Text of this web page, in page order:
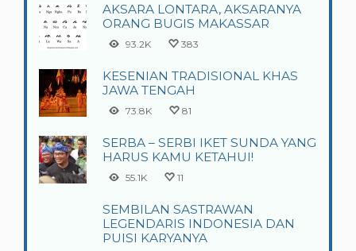
AKSARA LONTARA, AKSARANYA
ORANG BUGIS MAKASSAR
93.2K 383
KESENIAN TRADISIONAL KHAS
JAWA TENGAH
73.8K 81
SERBA – SERBI IKET SUNDA YANG
HARUS KAMU KETAHUI!
55.1K 11
SEMBILAN SASTRAWAN
LEGENDARIS INDONESIA DAN
PUISI KARYANYA